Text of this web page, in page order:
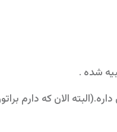
برد ها مقرون به صرفه هست و قیمتی حدود 16 تا 17 هزار تومن داره.(البته الان